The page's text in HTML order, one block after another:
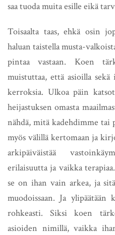
saa tuoda muita esille eikä
Toisaalta taas, ehkä osin
haluan taistella musta-
pintaa vastaan. Koen
muistuttaa, että asioilla
kerroksia. Ulkoa päin
heijastuksen omasta
nähdä, mitä kadehdimme tai
myös välillä kertomaan ja
arkipäiväistää
erilaisuutta ja vaikka
se on ihan vain arkea, ja
muodoissaan. Ja ylipäätään
rohkeasti. Siksi koen
asioiden nimillä, vaikka